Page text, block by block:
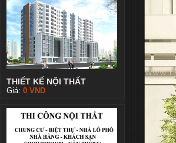
THIẾT KẾ NỘI THẤT
Giá: 0 VND